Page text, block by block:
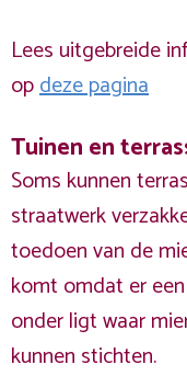
Lees uitgebreide
opdeze pagina
Tuinen en
Soms kunnen
straatwerk
toedoen van de
komt omdat er
onder ligt waar
kunnen stichten.